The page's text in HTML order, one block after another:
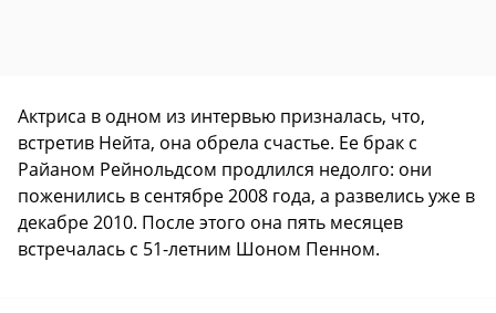
Актриса в одном из интервью призналась, что,
встретив Нейта, она обрела счастье. Ее брак с
Райаном Рейнольдсом продлился недолго: они
поженились в сентябре 2008 года, а развелись уже в
декабре 2010. После этого она пять месяцев
встречалась с 51-летним Шоном Пенном.